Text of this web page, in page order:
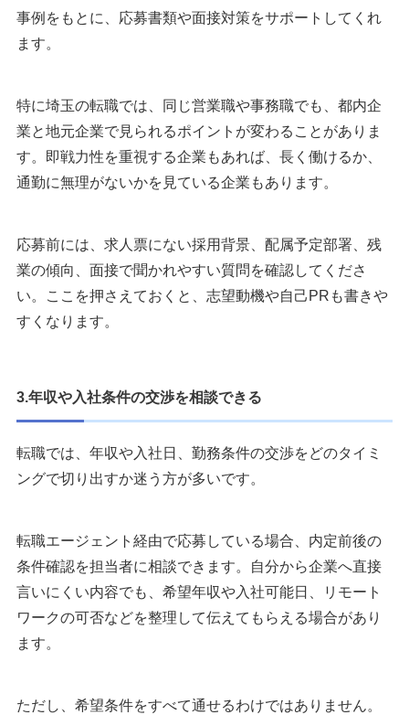
事例をもとに、応募書類や面接対策をサポートしてくれ
ます。
特に埼玉の転職では、同じ営業職や事務職でも、都内企
業と地元企業で見られるポイントが変わることがありま
す。即戦力性を重視する企業もあれば、長く働けるか、
通勤に無理がないかを見ている企業もあります。
応募前には、求人票にない採用背景、配属予定部署、残
業の傾向、面接で聞かれやすい質問を確認してくださ
い。ここを押さえておくと、志望動機や自己PRも書きや
すくなります。
3.年収や入社条件の交渉を相談できる
転職では、年収や入社日、勤務条件の交渉をどのタイミ
ングで切り出すか迷う方が多いです。
転職エージェント経由で応募している場合、内定前後の
条件確認を担当者に相談できます。自分から企業へ直接
言いにくい内容でも、希望年収や入社可能日、リモート
ワークの可否などを整理して伝えてもらえる場合があり
ます。
ただし、希望条件をすべて通せるわけではありません。